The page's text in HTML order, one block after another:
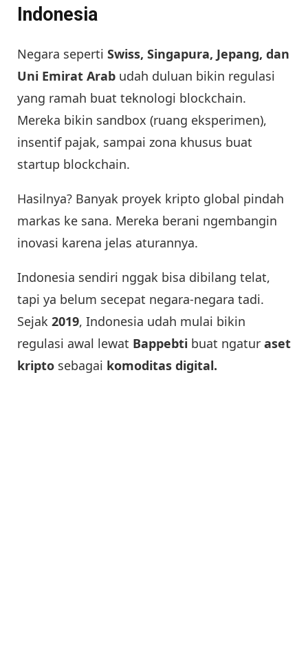
Indonesia
Negara seperti Swiss, Singapura, Jepang, dan
Uni Emirat Arab udah duluan bikin regulasi
yang ramah buat teknologi blockchain.
Mereka bikin sandbox (ruang eksperimen),
insentif pajak, sampai zona khusus buat
startup blockchain.
Hasilnya? Banyak proyek kripto global pindah
markas ke sana. Mereka berani ngembangin
inovasi karena jelas aturannya.
Indonesia sendiri nggak bisa dibilang telat,
tapi ya belum secepat negara-negara tadi.
Sejak 2019, Indonesia udah mulai bikin
regulasi awal lewat Bappebti buat ngatur aset
kripto sebagai komoditas digital.